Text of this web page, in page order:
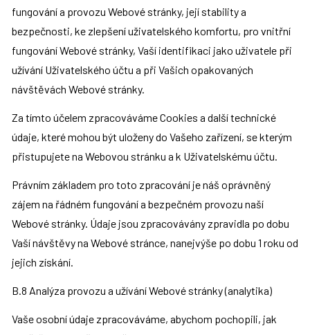
fungování a provozu Webové stránky, její stability a
bezpečnosti, ke zlepšení uživatelského komfortu, pro vnitřní
fungování Webové stránky, Vaší identifikaci jako uživatele při
užívání Uživatelského účtu a při Vašich opakovaných
návštěvách Webové stránky.
Za tímto účelem zpracováváme Cookies a další technické
údaje, které mohou být uloženy do Vašeho zařízení, se kterým
přistupujete na Webovou stránku a k Uživatelskému účtu.
Právním základem pro toto zpracování je náš oprávněný
zájem na řádném fungování a bezpečném provozu naší
Webové stránky. Údaje jsou zpracovávány zpravidla po dobu
Vaší návštěvy na Webové stránce, nanejvýše po dobu 1 roku od
jejich získání.
B.8 Analýza provozu a užívání Webové stránky (analytika)
Vaše osobní údaje zpracováváme, abychom pochopili, jak